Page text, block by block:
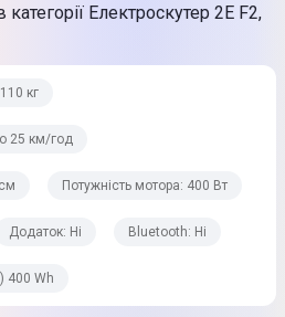
Електроскутер 2E F2,
кг
25 км/год
Потужність мотора: 400 Вт
Додаток: Ні Bluetooth: Ні
400 Wh